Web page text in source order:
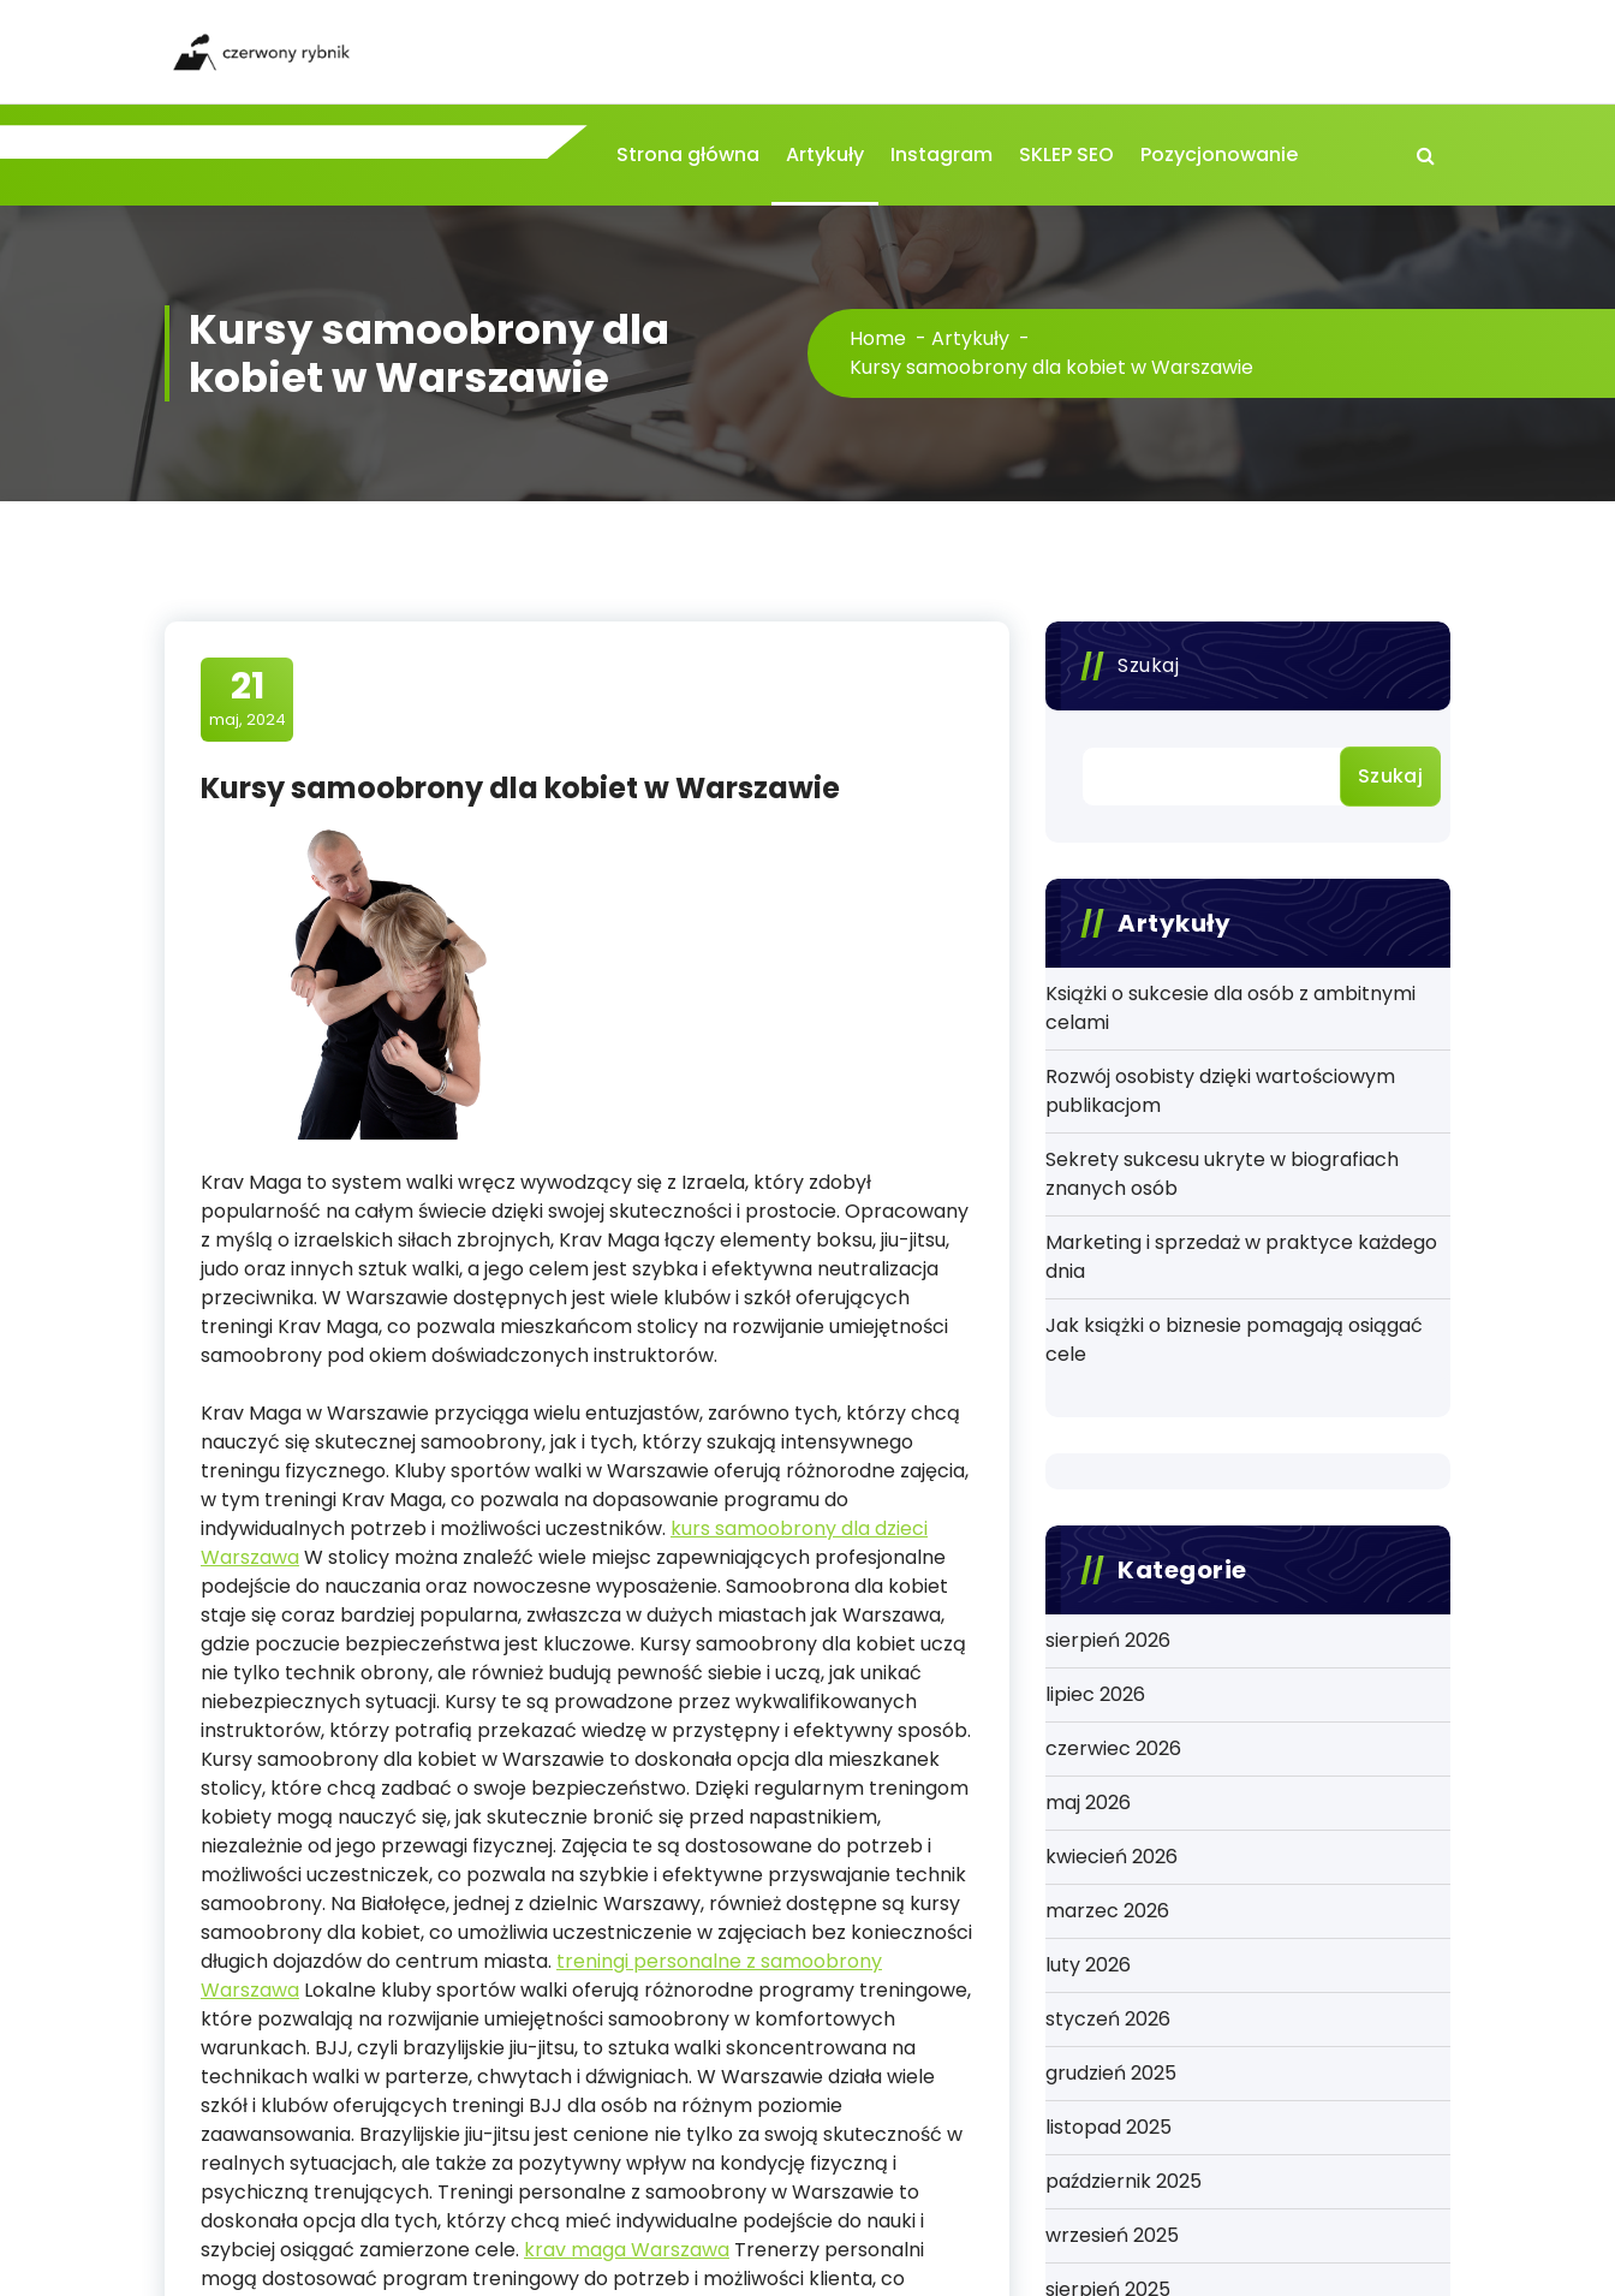
Strona główna Artykuły Instagram SKLEP SEO Pozycjonowanie
Kursy samoobrony dla
kobiet w Warszawie
Home - Artykuły -
Kursy samoobrony dla kobiet w Warszawie
21
maj, 2024
Kursy samoobrony dla kobiet w Warszawie
Krav Maga to system walki wręcz wywodzący się z Izraela, który zdobył
popularność na całym świecie dzięki swojej skuteczności i prostocie. Opracowany
z myślą o izraelskich siłach zbrojnych, Krav Maga łączy elementy boksu, jiu-jitsu,
judo oraz innych sztuk walki, a jego celem jest szybka i efektywna neutralizacja
przeciwnika. W Warszawie dostępnych jest wiele klubów i szkół oferujących
treningi Krav Maga, co pozwala mieszkańcom stolicy na rozwijanie umiejętności
samoobrony pod okiem doświadczonych instruktorów.
Krav Maga w Warszawie przyciąga wielu entuzjastów, zarówno tych, którzy chcą
nauczyć się skutecznej samoobrony, jak i tych, którzy szukają intensywnego
treningu fizycznego. Kluby sportów walki w Warszawie oferują różnorodne zajęcia,
w tym treningi Krav Maga, co pozwala na dopasowanie programu do
indywidualnych potrzeb i możliwości uczestników. kurs samoobrony dla dzieci
WarszawaW stolicy można znaleźć wiele miejsc zapewniających profesjonalne
podejście do nauczania oraz nowoczesne wyposażenie. Samoobrona dla kobiet
staje się coraz bardziej popularna, zwłaszcza w dużych miastach jak Warszawa,
gdzie poczucie bezpieczeństwa jest kluczowe. Kursy samoobrony dla kobiet uczą
nie tylko technik obrony, ale również budują pewność siebie i uczą, jak unikać
niebezpiecznych sytuacji. Kursy te są prowadzone przez wykwalifikowanych
instruktorów, którzy potrafią przekazać wiedzę w przystępny i efektywny sposób.
Kursy samoobrony dla kobiet w Warszawie to doskonała opcja dla mieszkanek
stolicy, które chcą zadbać o swoje bezpieczeństwo. Dzięki regularnym treningom
kobiety mogą nauczyć się, jak skutecznie bronić się przed napastnikiem,
niezależnie od jego przewagi fizycznej. Zajęcia te są dostosowane do potrzeb i
możliwości uczestniczek, co pozwala na szybkie i efektywne przyswajanie technik
samoobrony. Na Białołęce, jednej z dzielnic Warszawy, również dostępne są kursy
samoobrony dla kobiet, co umożliwia uczestniczenie w zajęciach bez konieczności
długich dojazdów do centrum miasta. treningi personalne z samoobrony
Warszawa Lokalne kluby sportów walki oferują różnorodne programy treningowe,
które pozwalają na rozwijanie umiejętności samoobrony w komfortowych
warunkach. BJJ, czyli brazylijskie jiu-jitsu, to sztuka walki skoncentrowana na
technikach walki w parterze, chwytach i dźwigniach. W Warszawie działa wiele
szkół i klubów oferujących treningi BJJ dla osób na różnym poziomie
zaawansowania. Brazylijskie jiu-jitsu jest cenione nie tylko za swoją skuteczność w
realnych sytuacjach, ale także za pozytywny wpływ na kondycję fizyczną i
psychiczną trenujących. Treningi personalne z samoobrony w Warszawie to
doskonała opcja dla tych, którzy chcą mieć indywidualne podejście do nauki i
szybciej osiągać zamierzone cele. krav maga Warszawa Trenerzy personalni
mogą dostosować program treningowy do potrzeb i możliwości klienta, co
Szukaj
Szukaj
Artykuły
Książki o sukcesie dla osób z ambitnymi
celami
Rozwój osobisty dzięki wartościowym
publikacjom
Sekrety sukcesu ukryte w biografiach
znanych osób
Marketing i sprzedaż w praktyce każdego
dnia
Jak książki o biznesie pomagają osiągać
cele
Kategorie
sierpień 2026
lipiec 2026
czerwiec 2026
maj 2026
kwiecień 2026
marzec 2026
luty 2026
styczeń 2026
grudzień 2025
listopad 2025
październik 2025
wrzesień 2025
sierpień 2025